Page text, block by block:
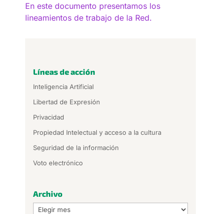
En este documento presentamos los
lineamientos de trabajo de la Red.
Líneas de acción
Inteligencia Artificial
Libertad de Expresión
Privacidad
Propiedad Intelectual y acceso a la cultura
Seguridad de la información
Voto electrónico
Archivo
Archivo